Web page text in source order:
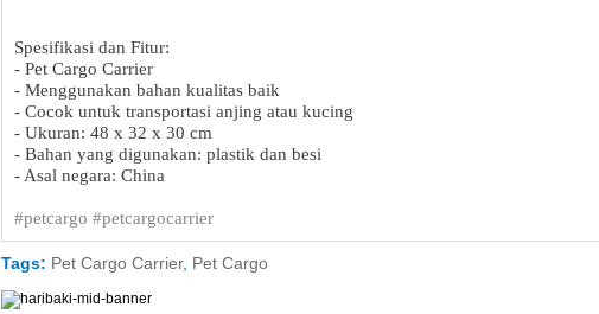
Spesifikasi dan Fitur:
- Pet Cargo Carrier
- Menggunakan bahan kualitas baik
- Cocok untuk transportasi anjing atau kucing
- Ukuran: 48 x 32 x 30 cm
- Bahan yang digunakan: plastik dan besi
- Asal negara: China
#petcargo #petcargocarrier
Tags: Pet Cargo Carrier, Pet Cargo